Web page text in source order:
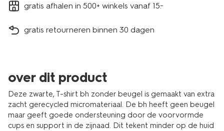
gratis afhalen in 500+ winkels vanaf 15.-
gratis retourneren binnen 30 dagen
over dit product
Deze zwarte, T-shirt bh zonder beugel is gemaakt van extra
zacht gerecycled micromateriaal. De bh heeft geen beugel
maar geeft goede ondersteuning door de voorvormde
cups en support in de zijnaad. Dit tekent minder op de huid